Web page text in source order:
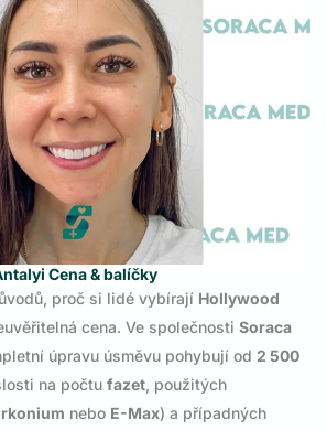
Cena & balíčky
proč si lidé vybírají Hollywood
cena. Ve společnosti Soraca
úpravu úsměvu pohybují od 2 500
na počtu fazet, použitých
nebo E-Max) a případných